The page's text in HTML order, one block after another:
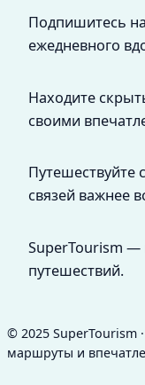
Подпишитесь
ежедневного
Находите
своими
Путешествуйте
связей важнее
SuperTourism
путешествий.
© 2025 SuperTourism
маршруты и